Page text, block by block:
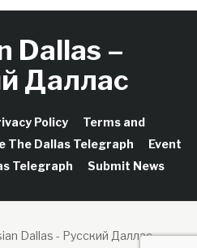
Dallas –
Даллас
Policy
Terms and
The Dallas Telegraph
Event
Telegraph
Submit News
Dallas - Русский Даллас.